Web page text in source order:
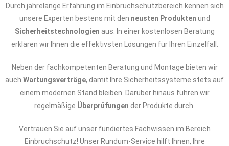
Durch jahrelange Erfahrung im Einbruchschutzbereich kennen sich
unsere Experten bestens mit den neusten Produkten und
Sicherheitstechnologien aus. In einer kostenlosen Beratung
erklären wir Ihnen die effektivsten Lösungen für Ihren Einzelfall.
Neben der fachkompetenten Beratung und Montage bieten wir
auch Wartungsverträge, damit Ihre Sicherheitssysteme stets auf
einem modernen Stand bleiben. Darüber hinaus führen wir
regelmäßige Überprüfungen der Produkte durch.
Vertrauen Sie auf unser fundiertes Fachwissen im Bereich
Einbruchschutz! Unser Rundum-Service hilft Ihnen, Ihre